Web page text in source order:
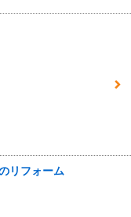
リフォーム